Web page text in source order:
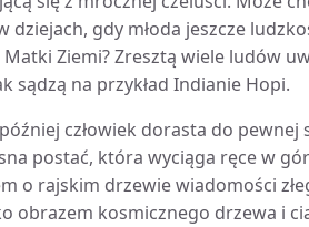
gdy młoda jeszcze
Ziemi? Zresztą wiele ludów
sądzą na przykład Indianie Hopi.
człowiek dorasta do pewnej
postać, która wyciąga ręce w
o rajskim drzewie wiadomości
obrazem kosmicznego drzewa i